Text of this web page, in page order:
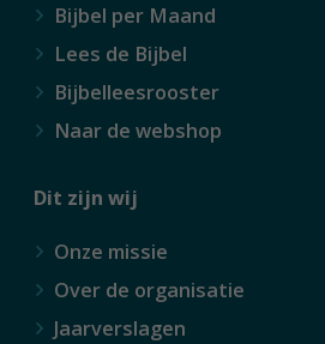
Bijbel per Maand
Lees de Bijbel
Bijbelleesrooster
Naar de webshop
Dit zijn wij
Onze missie
Over de organisatie
Jaarverslagen